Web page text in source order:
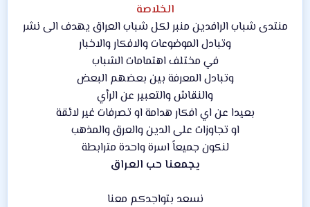
الخلاصة
منتدى شباب الرافدين منبر لكل شباب العراق يهدف الى نشر
وتبادل الموضوعات والافكار والاخبار
في مختلف اهتمامات الشباب
وتبادل المعرفة بين بعضهم البعض
والنقاش والتعبير عن الرأي
بعيدا عن اي افكار هدامة او تصرفات غير لائقة
او تجاوزات على الدين والعرق والمذهب
لنكون جميعاً اسرة واحدة مترابطة
يجمعنا حب العراق
نسعد بتواجدكم معنا